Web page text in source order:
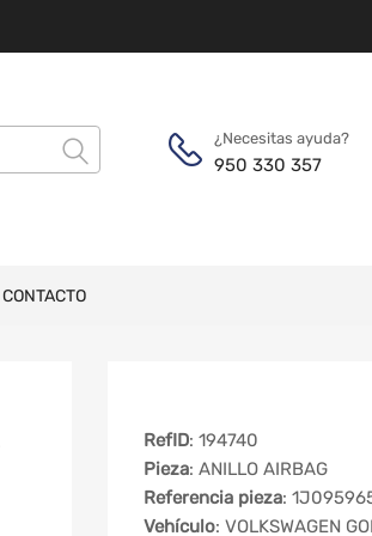
¿Necesitas ayuda?
950 330 357
CONTACTO
RefID: 194740
Pieza: ANILLO AIRBAG
Referencia pieza:
Vehículo: VOLKSWAGEN